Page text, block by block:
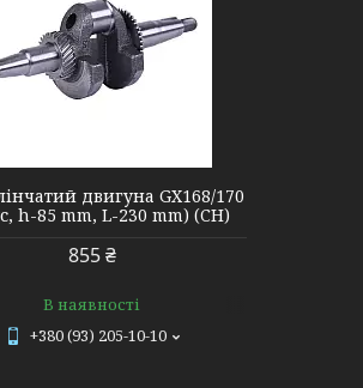
двигуна GX168/170
h-85 mm, L-230 mm) (CH)
855 ₴
В наявності
+380 (93) 205-10-10